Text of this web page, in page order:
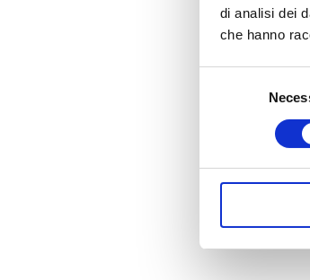
di analisi dei
che hanno